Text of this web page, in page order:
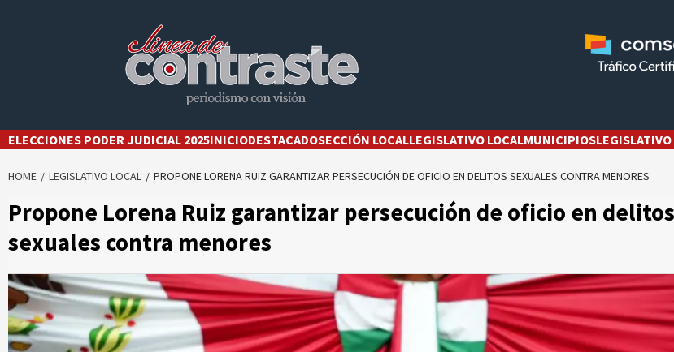
ELECCIONES PODER JUDICIAL 2025INICIODESTACADOSECCIÓN LOCALLEGISLATIVO LOCALMUNICIPIOSLEGISLATIVO
HOME LEGISLATIVO LOCAL PROPONE LORENA RUIZ GARANTIZAR PERSECUCIÓN DE OFICIO EN DELITOS SEXUALES CONTRA MENORES
Propone Lorena Ruiz garantizar persecución de oficio en delitos
sexuales contra menores